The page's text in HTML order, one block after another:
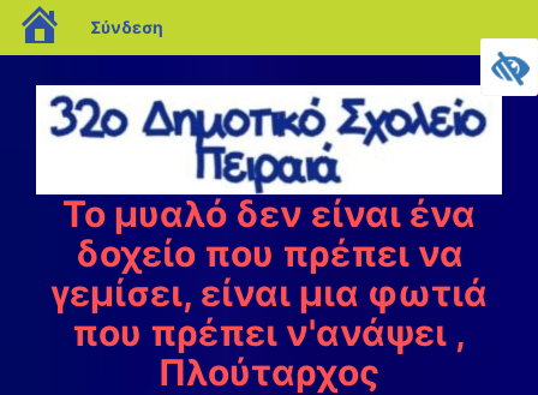
στο
περιεχόμενο
Το μυαλό δεν είναι ένα
δοχείο που πρέπει να
γεμίσει, είναι μια φωτιά
που πρέπει ν'ανάψει ,
Πλούταρχος
blogs.sch.gr
Σύνδεση